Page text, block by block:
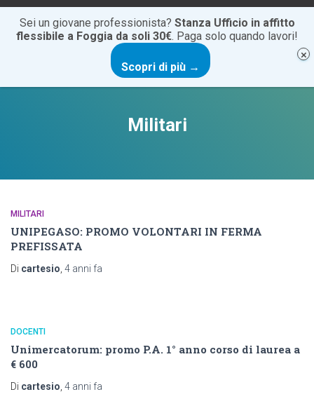
+39 0881 20 60 85
Militari
MILITARI
UNIPEGASO: PROMO VOLONTARI IN FERMA
PREFISSATA
Di cartesio 4 anni fa
DOCENTI
Unimercatorum: promo P.A. 1° anno corso di laurea a
€ 600
Di cartesio 4 anni fa
Sei un giovane professionista? Stanza Ufficio in affitto
flessibile a Foggia da soli 30€. Paga solo quando lavori!
Scopri di più →